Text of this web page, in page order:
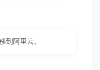
到阿里云。